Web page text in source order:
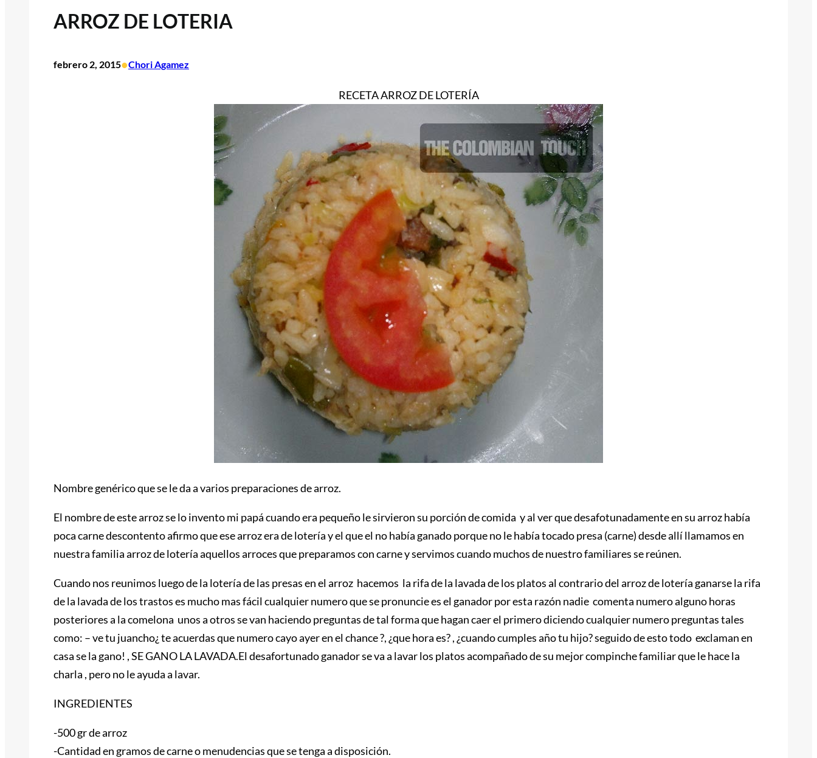
ARROZ DE LOTERIA
febrero 2, 2015•Chori Agamez
RECETA ARROZ DE LOTERÍA
Nombre genérico que se le da a varios preparaciones de arroz.
El nombre de este arroz se lo invento mi papá cuando era pequeño le sirvieron su porción de comida y al ver que desafotunadamente en su arroz había
poca carne descontento afirmo que ese arroz era de lotería y el que el no había ganado porque no le había tocado presa (carne) desde allí llamamos en
nuestra familia arroz de lotería aquellos arroces que preparamos con carne y servimos cuando muchos de nuestro familiares se reúnen.
Cuando nos reunimos luego de la lotería de las presas en el arroz hacemos la rifa de la lavada de los platos al contrario del arroz de lotería ganarse la rifa
de la lavada de los trastos es mucho mas fácil cualquier numero que se pronuncie es el ganador por esta razón nadie comenta numero alguno horas
posteriores a la comelona unos a otros se van haciendo preguntas de tal forma que hagan caer el primero diciendo cualquier numero preguntas tales
como: – ve tu juancho¿ te acuerdas que numero cayo ayer en el chance ?, ¿que hora es? , ¿cuando cumples año tu hijo? seguido de esto todo exclaman en
casa se la gano! , SE GANO LA LAVADA.El desafortunado ganador se va a lavar los platos acompañado de su mejor compinche familiar que le hace la
charla , pero no le ayuda a lavar.
INGREDIENTES
-500 gr de arroz
-Cantidad en gramos de carne o menudencias que se tenga a disposición.